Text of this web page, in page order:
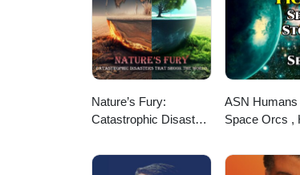
Nature’s Fury:
Catastrophic Disasters
ASN Humans
Space Orcs ,